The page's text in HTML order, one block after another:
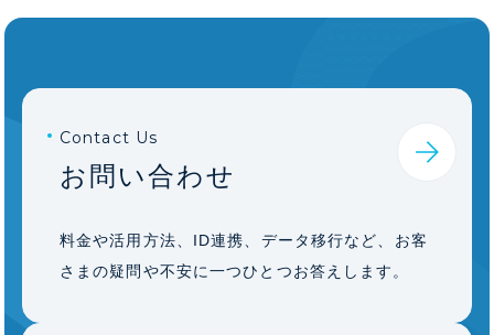
Contact Us
お問い合わせ
料金や活用方法、ID連携、データ移行など、お客
さまの疑問や不安に一つひとつお答えします。